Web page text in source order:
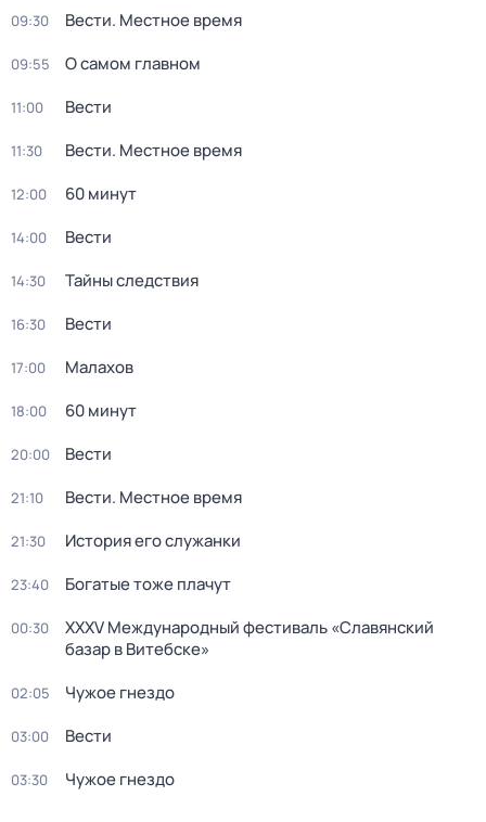
09:30 Вести. Местное время
09:55 О самом главном
11:00 Вести
11:30 Вести. Местное время
12:00 60 минут
14:00 Вести
14:30 Тайны следствия
16:30 Вести
17:00 Малахов
18:00 60 минут
20:00 Вести
21:10 Вести. Местное время
21:30 История его служанки
23:40 Богатые тоже плачут
00:30
XXXV Международный фестиваль «Славянский
базар в Витебске»
02:05 Чужое гнездо
03:00 Вести
03:30 Чужое гнездо